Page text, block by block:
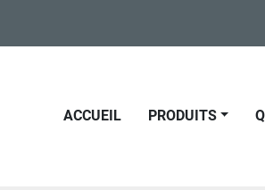
ACCUEIL PRODUITS